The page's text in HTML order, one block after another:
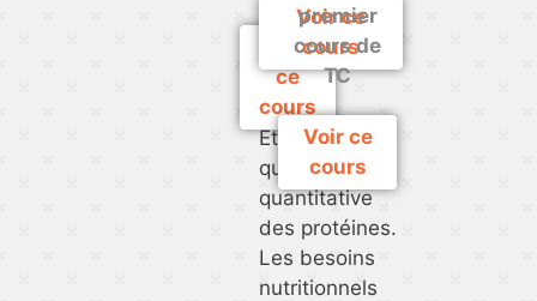
Voir
ce
cours
Voir ce
cours
Etude
qualitative et
quantitative
des protéines.
Les besoins
nutritionnels
premier
cours de
TC
Voir ce
cours